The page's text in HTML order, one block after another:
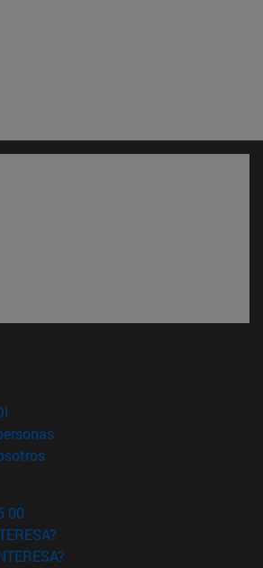
en nueva ventana)
(abre en nueva ventana)
(abre en nueva ventana)
00